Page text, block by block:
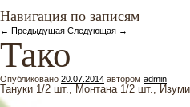
Навигация по записям
← Предыдущая Следующая →
Тако
Опубликовано 20.07.2014 автором admin
Тануки 1/2 шт., Монтана 1/2 шт.,